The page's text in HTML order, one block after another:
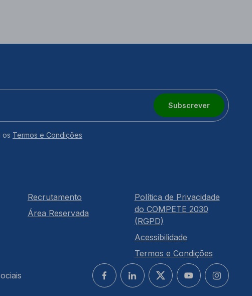
Subscrever
os Termos e Condições
Recrutamento
Área Reservada
Política de Privacidade
do COMPETE 2030
(RGPD)
Acessibilidade
Termos e Condições